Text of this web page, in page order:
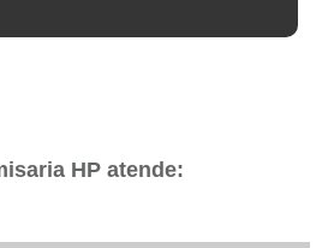
HP atende: